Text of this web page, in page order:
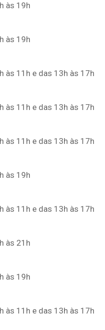
às 19h
às 19h
às 11h e das 13h às 17h
às 11h e das 13h às 17h
às 11h e das 13h às 17h
às 19h
às 11h e das 13h às 17h
às 21h
às 19h
às 11h e das 13h às 17h